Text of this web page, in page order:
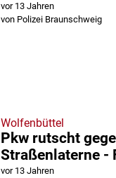
vor 13 Jahren
von Polizei Braunschweig
Wolfenbüttel
Pkw rutscht
Straßenlaterne -
vor 13 Jahren